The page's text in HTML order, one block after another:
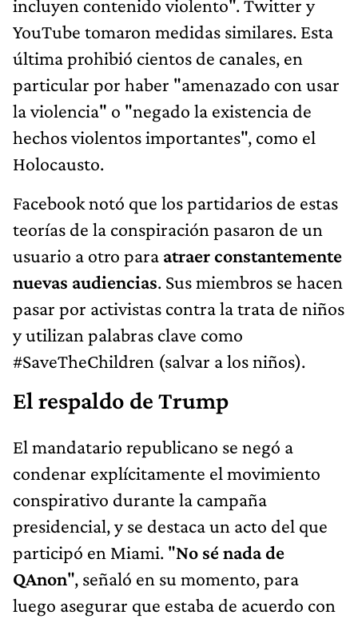
incluyen contenido violento". Twitter y
YouTube tomaron medidas similares. Esta
última prohibió cientos de canales, en
particular por haber "amenazado con usar
la violencia" o "negado la existencia de
hechos violentos importantes", como el
Holocausto.
Facebook notó que los partidarios de estas
teorías de la conspiración pasaron de un
usuario a otro para atraer constantemente
nuevas audiencias. Sus miembros se hacen
pasar por activistas contra la trata de niños
y utilizan palabras clave como
#SaveTheChildren (salvar a los niños).
El respaldo de Trump
El mandatario republicano se negó a
condenar explícitamente el movimiento
conspirativo durante la campaña
presidencial, y se destaca un acto del que
participó en Miami. "No sé nada de
QAnon", señaló en su momento, para
luego asegurar que estaba de acuerdo con